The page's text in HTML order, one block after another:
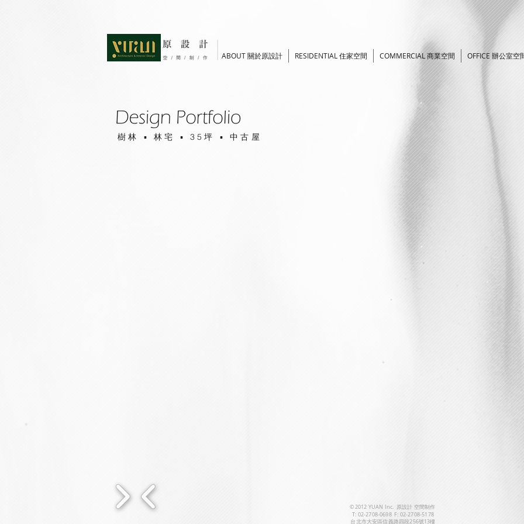
ABOUT 關於原設計 RESIDENTIAL 住家空間 COMMERCIAL 商業空間 OFFICE 辦公室空
樹林 ▪ 林宅 ▪ 35坪 ▪ 中古屋
© 2012 YUAN Inc. 原設計 空間制作
T: 02-2708-0698 F: 02-2708-5178
台北市大安區信義路四段256號13樓